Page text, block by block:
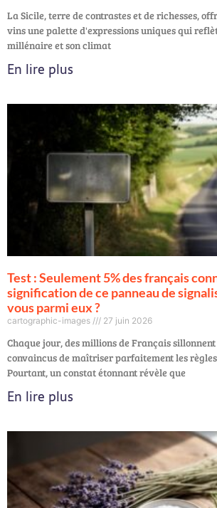
La Sicile, terre de contrastes et de richesses,
vins une palette d'expressions uniques qui
millénaire et son climat
En lire plus
Test : Seulement 5% des français
signification de ce panneau de
vous parmi eux ?
cartographic-images 27 juin 2026
Chaque jour, des millions de Français
convaincus de maîtriser parfaitement les
Pourtant, un constat étonnant révèle que
En lire plus